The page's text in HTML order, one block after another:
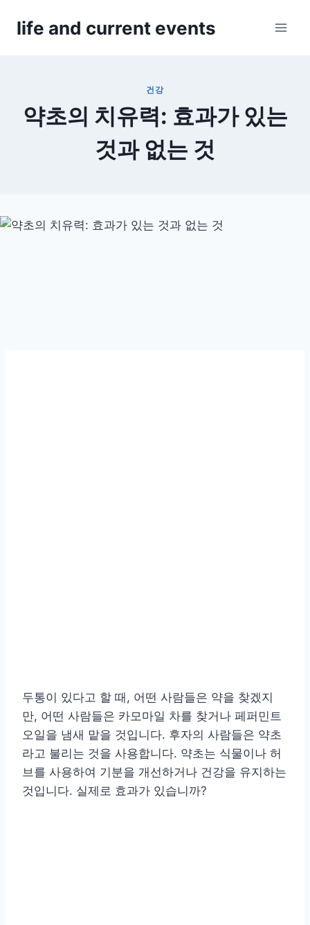
life and current events
건강
약초의 치유력: 효과가 있는
것과 없는 것
두통이 있다고 할 때, 어떤 사람들은 약을 찾겠지
만, 어떤 사람들은 카모마일 차를 찾거나 페퍼민트
오일을 냄새 맡을 것입니다. 후자의 사람들은 약초
라고 불리는 것을 사용합니다. 약초는 식물이나 허
브를 사용하여 기분을 개선하거나 건강을 유지하는
것입니다. 실제로 효과가 있습니까?